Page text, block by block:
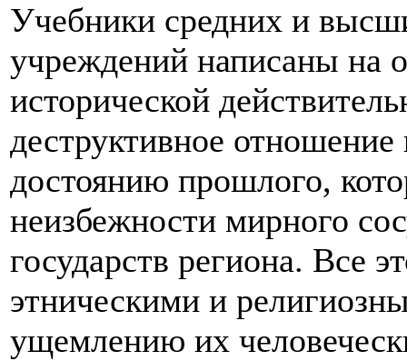
Учебники средних и
учреждений написаны на
исторической
деструктивное
достоянию прошлого,
неизбежности мирного
государств региона. Все
этническими и
ущемлению их